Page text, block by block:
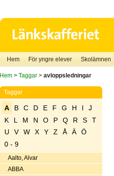
Hem För yngre elever Skolämnen
Hem> Taggar> avloppsledningar
Taggar
A B C D E F G H I
J
K
L M N O P Q R S
T
U
V W X Y Z Å Ä
Ö
0 - 9
Aalto, Alvar
ABBA